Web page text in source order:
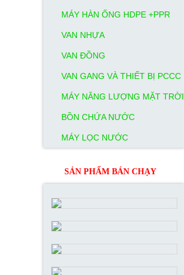
MÁY HÀN ỐNG HDPE +PPR
VAN NHỰA
VAN ĐỒNG
VAN GANG VÀ THIẾT BỊ PCCC
MÁY NĂNG LƯỢNG MẶT TRỜI
BỒN CHỨA NƯỚC
MÁY LỌC NƯỚC
SẢN PHẨM BÁN CHẠY